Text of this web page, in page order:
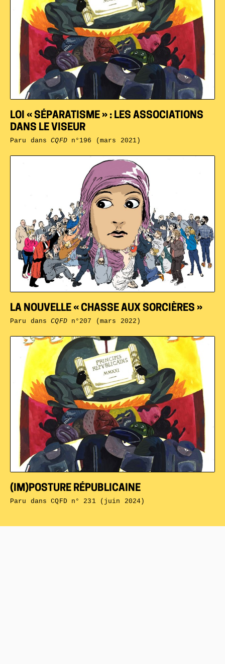
(IM)POSTURE RÉPUBLICAINE
Paru dansCQFD n° 231 (juin 2024)
LA NOUVELLE « CHASSE AUX SORCIÈRES »
Paru dansCQFDn°207 (mars 2022)
LOI « SÉPARATISME » : LES ASSOCIATIONS
DANS LE VISEUR
Paru dansCQFDn°196 (mars 2021)